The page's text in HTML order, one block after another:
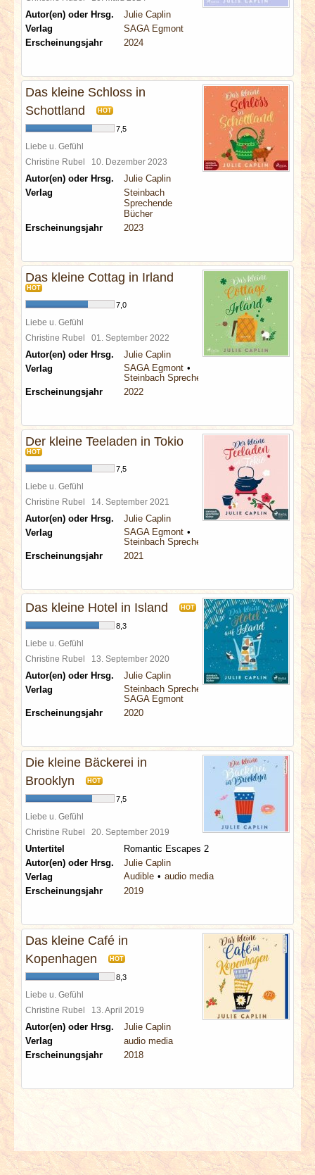
Autor(en) oder Hrsg.
Julie Caplin
Verlag
SAGA Egmont
Erscheinungsjahr
2024
Das kleine Schloss in
Schottland
HOT
7,5
Liebe u. Gefühl
Christine Rubel 10. Dezember 2023
Autor(en) oder Hrsg.
Julie Caplin
Verlag
Steinbach
Sprechende
Bücher
Erscheinungsjahr
2023
Das kleine Cottag in Irland
HOT
7,0
Liebe u. Gefühl
Christine Rubel 01. September 2022
Autor(en) oder Hrsg.
Julie Caplin
Verlag
SAGA Egmont
Steinbach Sprechende Bücher
Erscheinungsjahr
2022
Der kleine Teeladen in Tokio
HOT
7,5
Liebe u. Gefühl
Christine Rubel 14. September 2021
Autor(en) oder Hrsg.
Julie Caplin
Verlag
SAGA Egmont
Steinbach Sprechende Bücher
Erscheinungsjahr
2021
Das kleine Hotel in Island HOT
8,3
Liebe u. Gefühl
Christine Rubel 13. September 2020
Autor(en) oder Hrsg.
Julie Caplin
Verlag
Steinbach Sprechende Bücher
SAGA Egmont
Erscheinungsjahr
2020
Die kleine Bäckerei in
Brooklyn
HOT
7,5
Liebe u. Gefühl
Christine Rubel 20. September 2019
Untertitel
Romantic Escapes 2
Autor(en) oder Hrsg.
Julie Caplin
Verlag
Audible
audio media
Erscheinungsjahr
2019
Das kleine Café in
Kopenhagen
HOT
8,3
Liebe u. Gefühl
Christine Rubel 13. April 2019
Autor(en) oder Hrsg.
Julie Caplin
Verlag
audio media
Erscheinungsjahr
2018